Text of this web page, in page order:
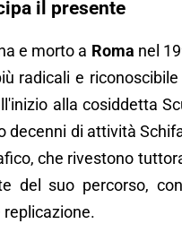
il presente
e morto a Roma nel
radicali e
alla cosiddetta
decenni di attività
che rivestono
del suo percorso,